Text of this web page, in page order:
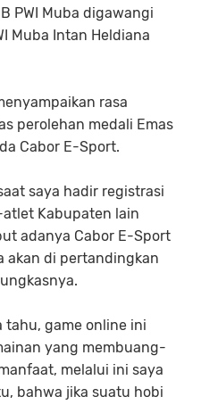
PWI Muba digawangi
Muba Intan Heldiana
rasa
perolehan medali Emas
Cabor E-Sport.
saya hadir registrasi
Kabupaten lain
adanya Cabor E-Sport
akan di pertandingkan
tahu, game online ini
yang membuang-
melalui ini saya
bahwa jika suatu hobi